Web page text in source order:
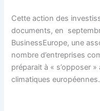
Cette action des
documents, en
BusinessEurope, une
nombre d’entreprises
préparait à « s’opposer
climatiques européennes.